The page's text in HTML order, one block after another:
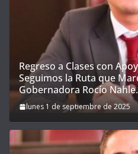
Regreso a Clases con
Seguimos la Ruta que
Gobernadora Rocío Nahle.
lunes 1 de septiembre de 2025